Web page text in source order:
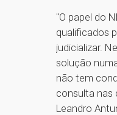
"O papel do
qualificados
judicializar.
solução
não tem
consulta nas
Leandro